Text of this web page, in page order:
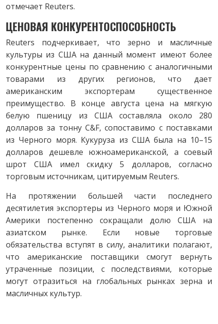
отмечает Reuters.
ЦЕНОВАЯ КОНКУРЕНТОСПОСОБНОСТЬ
Reuters подчеркивает, что зерно и масличные
культуры из США на данный момент имеют более
конкурентные цены по сравнению с аналогичными
товарами из других регионов, что дает
американским экспортерам существенное
преимущество. В конце августа цена на мягкую
белую пшеницу из США составляла около 280
долларов за тонну C&F, сопоставимо с поставками
из Черного моря. Кукуруза из США была на 10–15
долларов дешевле южноамериканской, а соевый
шрот США имел скидку 5 долларов, согласно
торговым источникам, цитируемым Reuters.
На протяжении большей части последнего
десятилетия экспортеры из Черного моря и Южной
Америки постепенно сокращали долю США на
азиатском рынке. Если новые торговые
обязательства вступят в силу, аналитики полагают,
что американские поставщики смогут вернуть
утраченные позиции, с последствиями, которые
могут отразиться на глобальных рынках зерна и
масличных культур.